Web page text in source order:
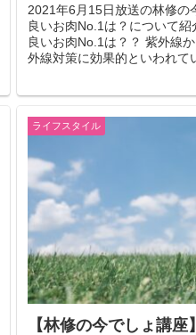
2021年6月15日放送の林修の
良いお肉No.1は？について
良いお肉No.1は？？ 紫外線
外線対策に効果的といわれて
ライフスタイル
【林修の今でしょ講